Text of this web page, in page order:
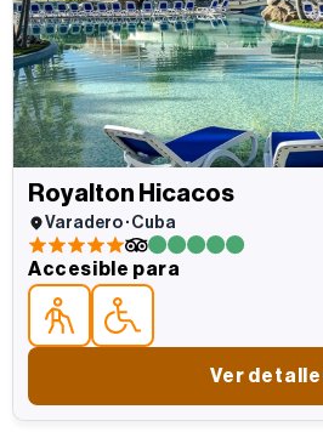
Royalton Hicacos
Varadero · Cuba
5 estrellas 5 estrellas
Accesible para
Accesible parapara personas mayores
Accesible parapersonas con
Ver